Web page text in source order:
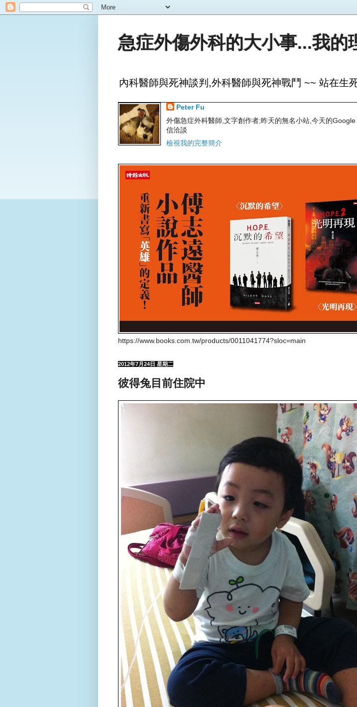
急症外傷外科的大小事...我的
內科醫師與死神談判,外科醫師與死神戰鬥 ~~ 站在生
Peter Fu
外傷急症外科醫師,文字創作者;昨天的無名小站,今天的
信洽談
檢視我的完整簡介
https://www.books.com.tw/products/0011041774?sloc=main
2012年7月24日 星期二
彼得兔目前住院中